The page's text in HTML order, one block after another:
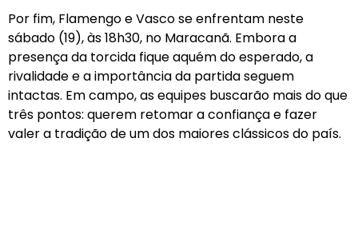
Por fim, Flamengo e Vasco se enfrentam neste
sábado (19), às 18h30, no Maracanã. Embora a
presença da torcida fique aquém do esperado, a
rivalidade e a importância da partida seguem
intactas. Em campo, as equipes buscarão mais do que
três pontos: querem retomar a confiança e fazer
valer a tradição de um dos maiores clássicos do país.